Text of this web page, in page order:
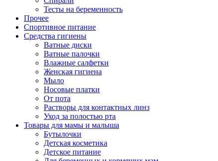
Тесты на беременность
Прочее
Спортивное питание
Средства гигиены
Ватные диски
Ватные палочки
Влажные салфетки
Женская гигиена
Мыло
Носовые платки
От пота
Растворы для контактных линз
Уход за полостью рта
Товары для мамы и малыша
Бутылочки
Детская косметика
Детское питание